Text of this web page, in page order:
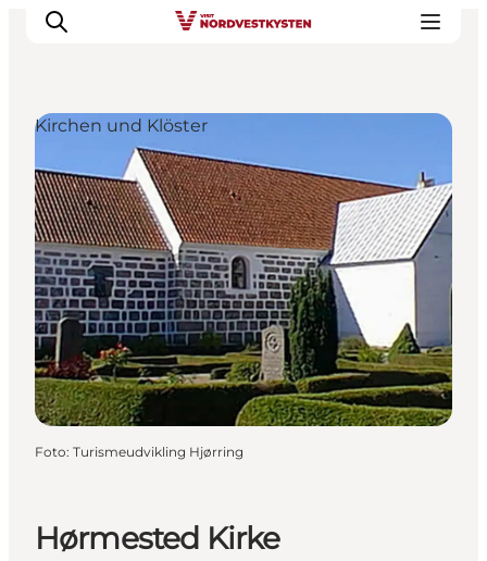
Urlaubsorte
Inspiration
Events
Unterkunft
Mach deine Urlaubsplanung
Hørmested Kirke
Kirchen und Klöster
Foto: Turismeudvikling Hjørring